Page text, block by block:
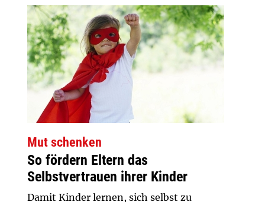
Mut schenken
So fördern Eltern das
Selbstvertrauen ihrer Kinder
Damit Kinder lernen, sich selbst zu